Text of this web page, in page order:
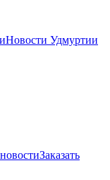
Новости Удмуртии
Заказать